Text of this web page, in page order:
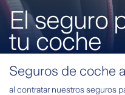
El seguro
tu coche
Seguros de coche
al contratar nuestros seguros